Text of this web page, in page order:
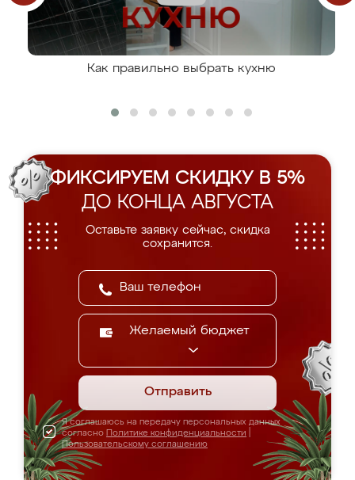
Как правильно выбрать кухню
ФИКСИРУЕМ СКИДКУ В 5%
ДО КОНЦА АВГУСТА
Оставьте заявку сейчас, скидка
сохранится.
Желаемый бюджет
Отправить
Я соглашаюсь на передачу персональных данных
согласно Политике конфиденциальности
Пользовательскому соглашению